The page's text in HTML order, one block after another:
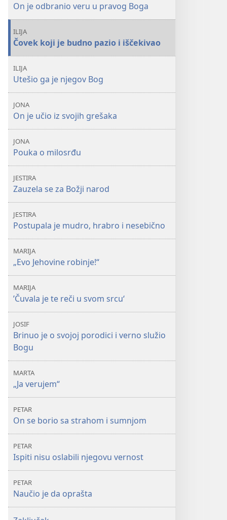
On je odbranio veru u pravog Boga
ILIJA
Čovek koji je budno pazio i iščekivao
ILIJA
Utešio ga je njegov Bog
JONA
On je učio iz svojih grešaka
JONA
Pouka o milosrđu
JESTIRA
Zauzela se za Božji narod
JESTIRA
Postupala je mudro, hrabro i nesebično
MARIJA
„Evo Jehovine robinje!“
MARIJA
’Čuvala je te reči u svom srcu‘
JOSIF
Brinuo je o svojoj porodici i verno služio
Bogu
MARTA
„Ja verujem“
PETAR
On se borio sa strahom i sumnjom
PETAR
Ispiti nisu oslabili njegovu vernost
PETAR
Naučio je da oprašta